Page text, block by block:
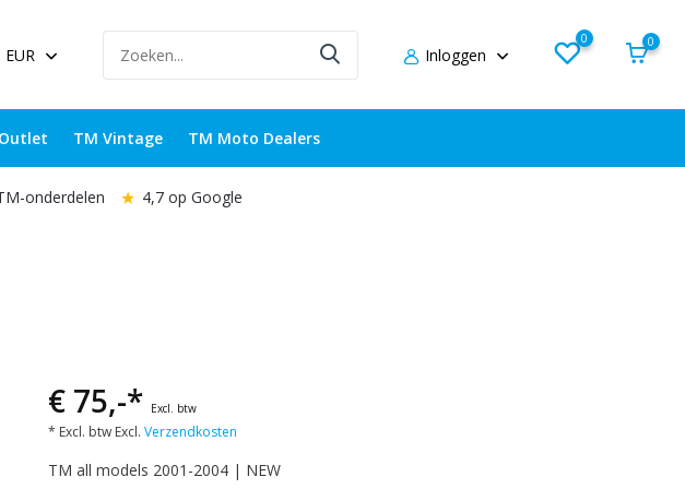
EUR Inloggen
0 0
Outlet TM Vintage TM Moto Dealers
onderdelen ★ 4,7 op Google
€ 75,-* Excl. btw
* Excl. btw Excl.Verzendkosten
TM all models 2001-2004 | NEW